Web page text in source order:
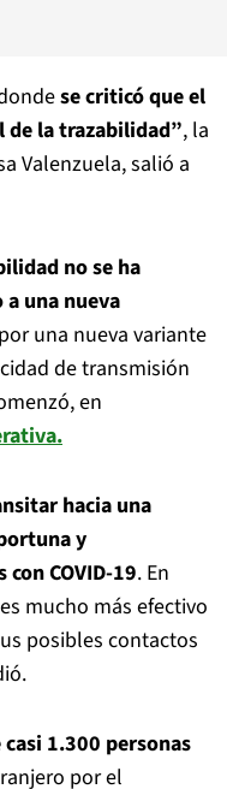
se criticó que el
la trazabilidad”, la
Valenzuela, salió a
no se ha
una nueva
una nueva variante
de transmisión
en
.
hacia una
y
COVID-19. En
mucho más efectivo
posibles contactos
1.300 personas
por el